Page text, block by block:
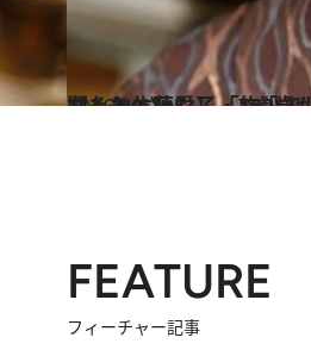
2026.4.11
【もっと読む】「施設でじいさんばあさんに号令かけてる」認知症になった佐藤愛子・102歳が今でも見せる“愛子節”〈2番目の夫の名前を聞くと…〉
カルチャー
FEATURE
フィーチャー記事